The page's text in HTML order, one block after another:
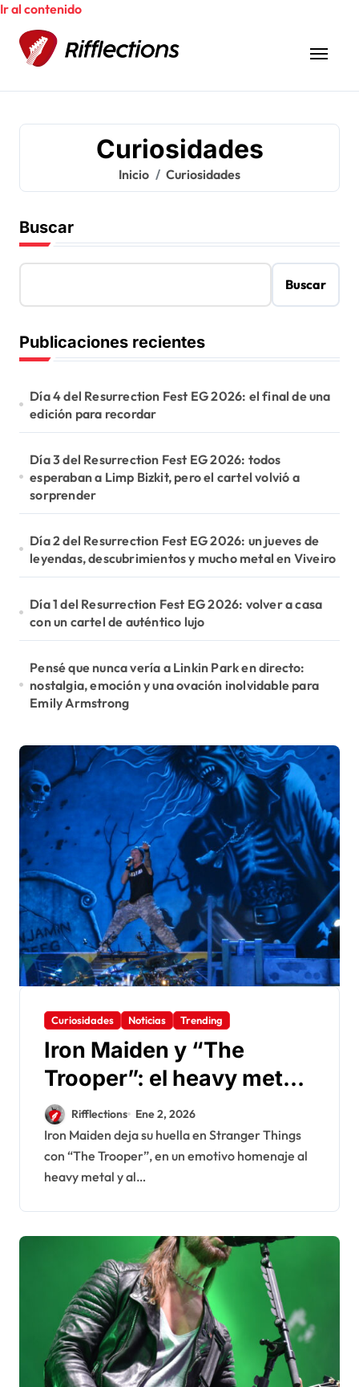
Ir al contenido
Curiosidades
Inicio Curiosidades
Buscar
Buscar
Publicaciones recientes
Día 4 del Resurrection Fest EG 2026: el final de una
edición para recordar
Día 3 del Resurrection Fest EG 2026: todos
esperaban a Limp Bizkit, pero el cartel volvió a
sorprender
Día 2 del Resurrection Fest EG 2026: un jueves de
leyendas, descubrimientos y mucho metal en Viveiro
Día 1 del Resurrection Fest EG 2026: volver a casa
con un cartel de auténtico lujo
Pensé que nunca vería a Linkin Park en directo:
nostalgia, emoción y una ovación inolvidable para
Emily Armstrong
Curiosidades Noticias Trending
Iron Maiden y “The
Trooper”: el heavy metal
deja su huella en el
desenlace de Stranger
Things
Rifflections Ene 2, 2026
Iron Maiden deja su huella en Stranger Things
con “The Trooper”, en un emotivo homenaje al
heavy metal y al…